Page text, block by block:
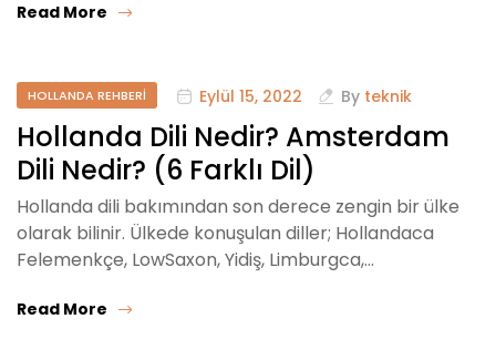
Read More
HOLLANDA REHBERI Eylül 15, 2022 By teknik
Hollanda Dili Nedir? Amsterdam
Dili Nedir? (6 Farklı Dil)
Hollanda dili bakımından son derece zengin bir ülke
olarak bilinir. Ülkede konuşulan diller; Hollandaca
Felemenkçe, LowSaxon, Yidiş, Limburgca,…
Read More